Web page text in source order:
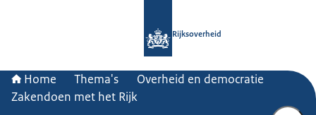
Rijksoverheid
Home Thema's
Overheid en democratie
Zakendoen met het Rijk